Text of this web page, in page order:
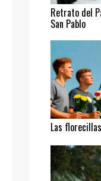
Retrato del
San Pablo
Las